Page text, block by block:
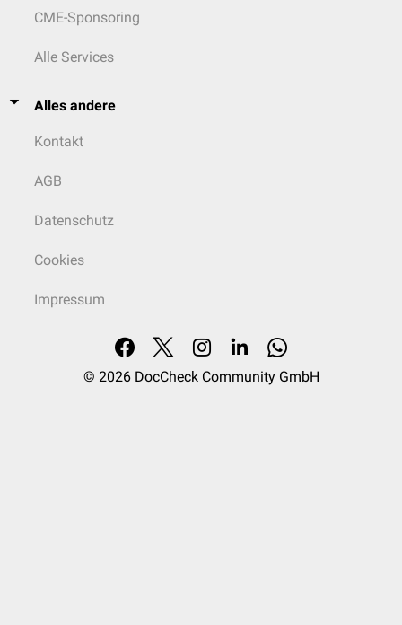
CME-Sponsoring
Alle Services
Alles andere
Kontakt
AGB
Datenschutz
Cookies
Impressum
© 2026 DocCheck Community GmbH